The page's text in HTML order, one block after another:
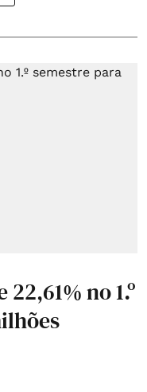
no 1.º